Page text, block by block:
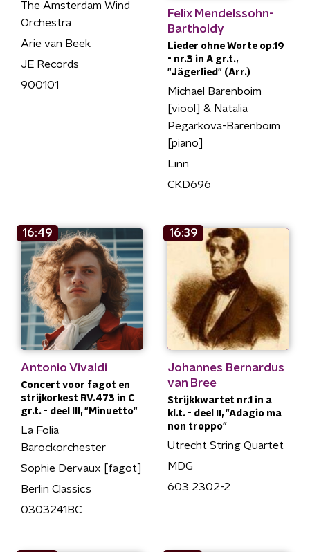
The Amsterdam Wind
Orchestra
Arie van Beek
JE Records
900101
Felix Mendelssohn-
Bartholdy
Lieder ohne Worte op.19
- nr.3 in A gr.t.,
"Jägerlied" (Arr.)
Michael Barenboim
[viool] & Natalia
Pegarkova-Barenboim
[piano]
Linn
CKD696
16:49
Antonio Vivaldi
Concert voor fagot en
strijkorkest RV.473 in C
gr.t. - deel III, "Minuetto"
La Folia
Barockorchester
Sophie Dervaux [fagot]
Berlin Classics
0303241BC
16:39
Johannes Bernardus
van Bree
Strijkkwartet nr.1 in a
kl.t. - deel II, "Adagio ma
non troppo"
Utrecht String Quartet
MDG
603 2302-2